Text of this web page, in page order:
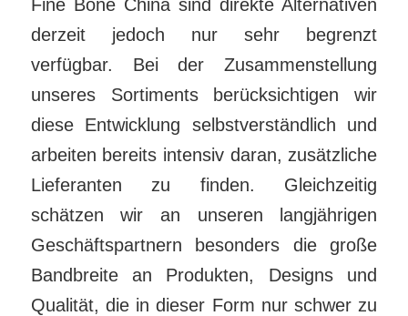
Fine Bone China sind direkte Alternativen
derzeit jedoch nur sehr begrenzt
verfügbar. Bei der Zusammenstellung
unseres Sortiments berücksichtigen wir
diese Entwicklung selbstverständlich und
arbeiten bereits intensiv daran, zusätzliche
Lieferanten zu finden. Gleichzeitig
schätzen wir an unseren langjährigen
Geschäftspartnern besonders die große
Bandbreite an Produkten, Designs und
Qualität, die in dieser Form nur schwer zu